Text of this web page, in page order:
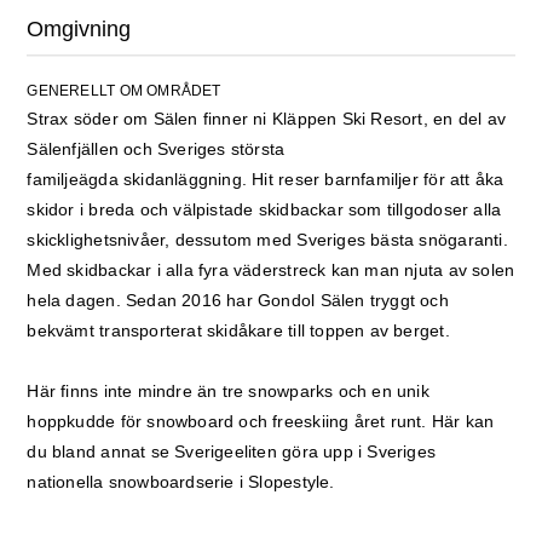
Omgivning
GENERELLT OM OMRÅDET
Strax söder om Sälen finner ni Kläppen Ski Resort, en del av
Sälenfjällen och Sveriges största
familjeägda skidanläggning. Hit reser barnfamiljer för att åka
skidor i breda och välpistade skidbackar som tillgodoser alla
skicklighetsnivåer, dessutom med Sveriges bästa snögaranti.
Med skidbackar i alla fyra väderstreck kan man njuta av solen
hela dagen. Sedan 2016 har Gondol Sälen tryggt och
bekvämt transporterat skidåkare till toppen av berget.
Här finns inte mindre än tre snowparks och en unik
hoppkudde för snowboard och freeskiing året runt. Här kan
du bland annat se Sverigeeliten göra upp i Sveriges
nationella snowboardserie i Slopestyle.